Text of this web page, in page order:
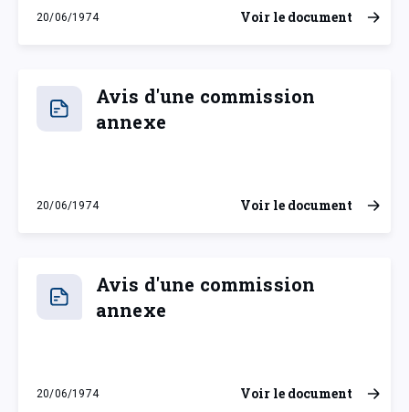
20/06/1974
jeudi 20 juin 1974
Voir le document
Avis d'une commission
annexe
20/06/1974
jeudi 20 juin 1974
Voir le document
Avis d'une commission
annexe
20/06/1974
jeudi 20 juin 1974
Voir le document